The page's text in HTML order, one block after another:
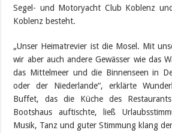
Segel- und Motoryacht Club Koblenz
Koblenz besteht.
„Unser Heimatrevier ist die Mosel. Mit
wir aber auch andere Gewässer wie das
das Mittelmeer und die Binnenseen in
oder der Niederlande“, erklärte
Buffet, das die Küche des
Bootshaus auftischte, ließ
Musik, Tanz und guter Stimmung klang